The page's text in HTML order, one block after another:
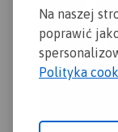
Na naszej
poprawić
Polityka